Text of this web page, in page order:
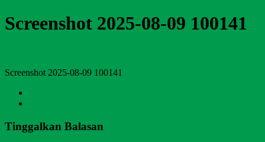
Screenshot 2025-08-09 100141
Screenshot 2025-08-09 100141
Tinggalkan Balasan